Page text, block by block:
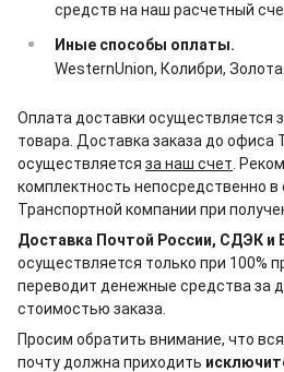
средств на наш расчетный
Иные способы оплаты.
WesternUnion, Колибри,
Оплата доставки осуществляется
товара. Доставка заказа до офиса
осуществляется за наш счет .
комплектность непосредственно
Транспортной компании при
Доставка Почтой России, СДЭК и
осуществляется только при 100%
переводит денежные средства за
стоимостью заказа.
Просим обратить внимание, что
почту должна приходить